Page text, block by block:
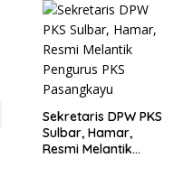
Desa
Sekretaris DPW PKS
Sulbar, Hamar,
Resmi Melantik